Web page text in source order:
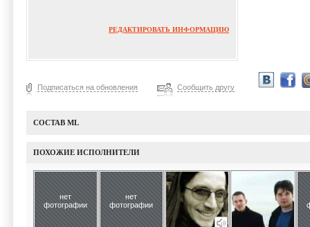
РЕДАКТИРОВАТЬ ИНФОРМАЦИЮ
Подписаться на обновления Сообщить другу
СОСТАВ ML
ПОХОЖИЕ ИСПОЛНИТЕЛИ
нет
фотографии
нет
фотографии